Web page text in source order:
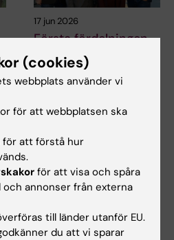
17 jun 2026
Första fördelningen
av forskningsanslaget
för 2027 klar
Beslut om en första fördelning
har nu…
(cookies)
webbplats använder vi
för att webbplatsen ska
för att förstå hur
för att visa och spåra
och annonser från externa
till länder utanför EU.
du att vi sparar